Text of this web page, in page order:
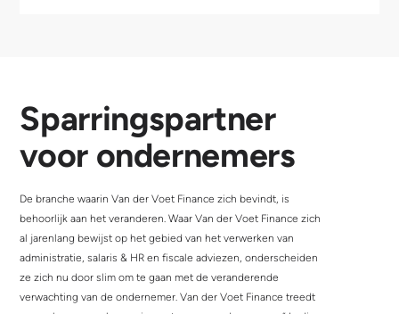
Sparringspartner
voor ondernemers
De branche waarin Van der Voet Finance zich bevindt, is
behoorlijk aan het veranderen. Waar Van der Voet Finance zich
al jarenlang bewijst op het gebied van het verwerken van
administratie, salaris & HR en fiscale adviezen, onderscheiden
ze zich nu door slim om te gaan met de veranderende
verwachting van de ondernemer. Van der Voet Finance treedt